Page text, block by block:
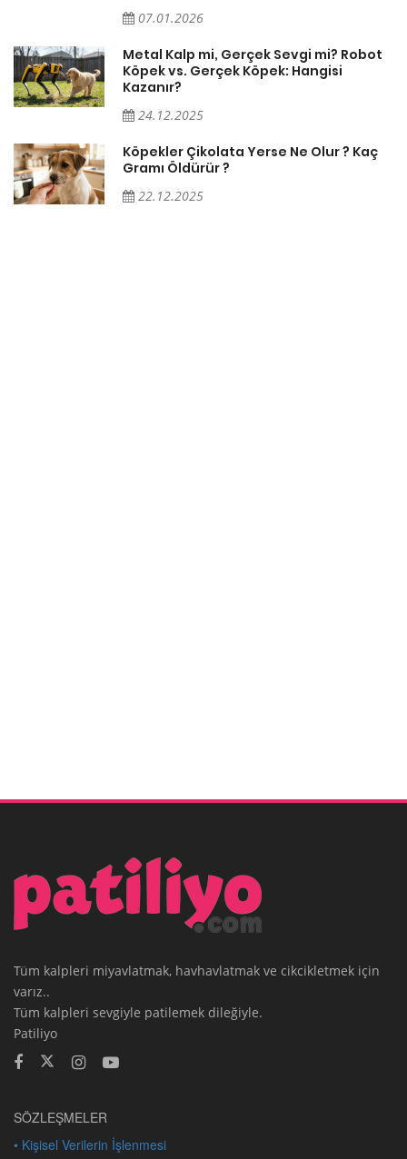
07.01.2026
Metal Kalp mi, Gerçek Sevgi mi? Robot
Köpek vs. Gerçek Köpek: Hangisi
Kazanır?
24.12.2025
Köpekler Çikolata Yerse Ne Olur ? Kaç
Gramı Öldürür ?
22.12.2025
Tüm kalpleri miyavlatmak, havhavlatmak ve cikcikletmek için
varız..
Tüm kalpleri sevgiyle patilemek dileğiyle.
Patiliyo
SÖZLEŞMELER
• Kişisel Verilerin İşlenmesi